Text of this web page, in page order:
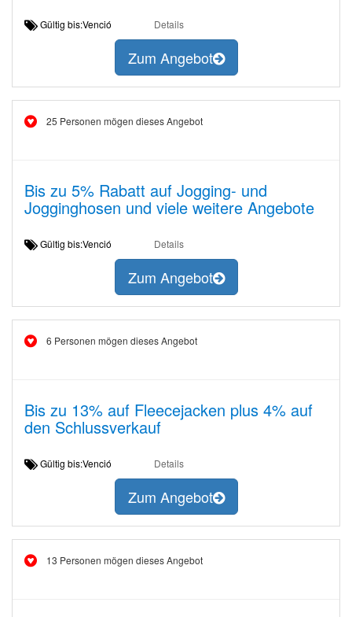
Gültig bis:Venció Details
Zum Angebot
25 Personen mögen dieses Angebot
Bis zu 5% Rabatt auf Jogging- und
Jogginghosen und viele weitere Angebote
Gültig bis:Venció Details
Zum Angebot
6 Personen mögen dieses Angebot
Bis zu 13% auf Fleecejacken plus 4% auf
den Schlussverkauf
Gültig bis:Venció Details
Zum Angebot
13 Personen mögen dieses Angebot